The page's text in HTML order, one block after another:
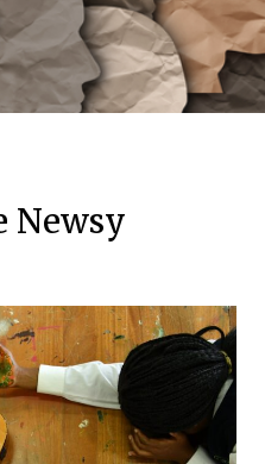
Newsy